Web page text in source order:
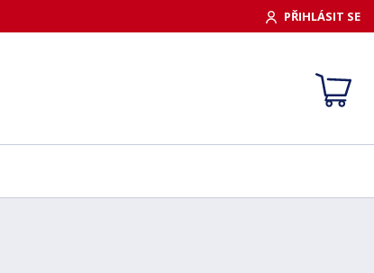
PŘIHLÁSIT SE